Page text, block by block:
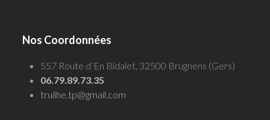
Nos Coordonnées
557 Route d’En Bidalet, 32500 Brugnens (Gers)
06.79.89.73.35
truilhe.tp@gmail.com